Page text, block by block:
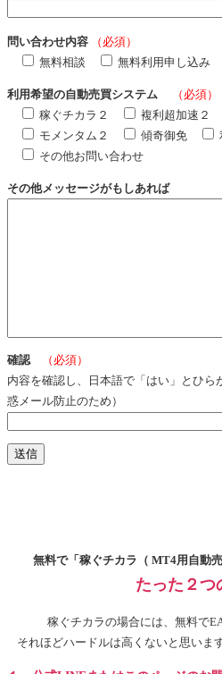
問い合わせ内容
（必須）
無料相談
無料利用申し込み
利用希望の自動売買システム
（必須）
稼ぐチカラ２
複利超加速２
モメンタム２
傾奇御免
その他お問い合わせ
その他メッセージがもしあれば
確認
（必須）
内容を確認し、日本語で「はい」とひら
惑メール防止のため）
無料で「稼ぐチカラ（ MT4用自動
たった２つ
稼ぐチカラの場合には、無料で
それほどハードルは高くないと思いま